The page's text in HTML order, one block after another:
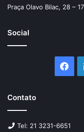
Praça Olavo Bilac, 28 –
Social
Contato
Tel: 21 3231-6651